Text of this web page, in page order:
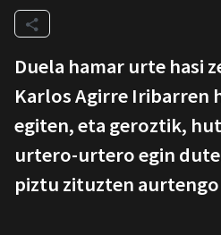
Duela hamar urte hasi
Karlos Agirre Iribarren
egiten, eta geroztik,
urtero-urtero egin
piztu zituzten